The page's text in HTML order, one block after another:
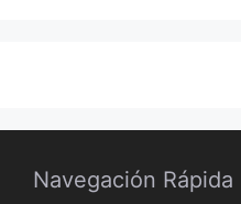
Navegación Rápida